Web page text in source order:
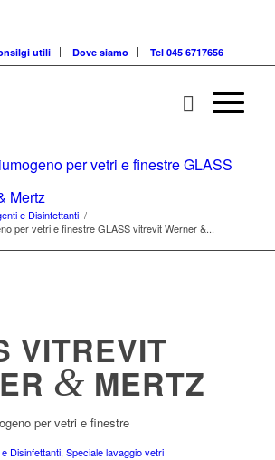
utili Dove siamo Tel 045 6717656
per vetri e finestre GLASS
Mertz
e Disinfettanti /
per vetri e finestre GLASS vitrevit Werner &...
VITREVIT
& MERTZ
per vetri e finestre
Disinfettanti, Speciale lavaggio vetri